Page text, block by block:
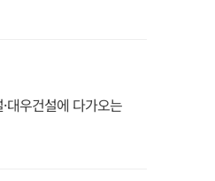
대우건설에 다가오는